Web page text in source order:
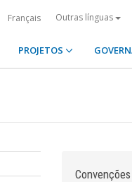
Français Outras línguas
PROJETOS